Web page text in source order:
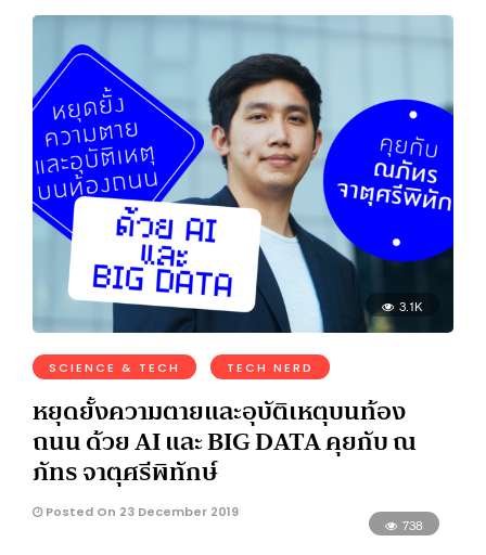
3.1K
SCIENCE & TECH TECH NERD
หยุดยั้งความตายและอุบัติเหตุบนท้อง
ถนน ด้วย AI และ BIG DATA คุยกับ ณ
ภัทร จาตุศรีพิทักษ์
Posted On 23 December 2019
738